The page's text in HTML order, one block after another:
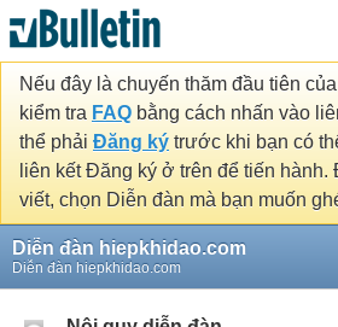
Nếu đây là chuyến thăm đầu tiên
kiểm tra FAQ bằng cách nhấn vào
thể phải Đăng ký trước khi bạn có
liên kết Đăng ký ở trên để tiến hành.
viết, chọn Diễn đàn mà bạn muốn
Diễn đàn hiepkhidao.com
Diễn đàn hiepkhidao.com